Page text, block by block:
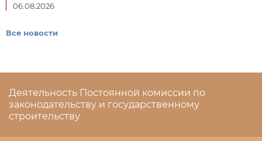
06.08.2026
Все новости
Деятельность Постоянной комиссии по
законодательству и государственному
строительству